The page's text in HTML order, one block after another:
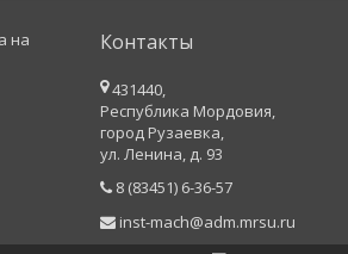
на
Контакты
431440,
Республика Мордовия,
город Рузаевка,
ул. Ленина, д. 93
8 (83451) 6-36-57
inst-mach@adm.mrsu.ru